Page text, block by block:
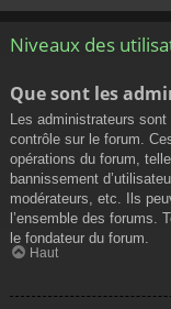
Niveaux des
Que sont les
Les administrateurs
contrôle sur le forum.
opérations du forum,
bannissement
modérateurs, etc. Ils
l’ensemble des forums.
le fondateur du forum.
Haut